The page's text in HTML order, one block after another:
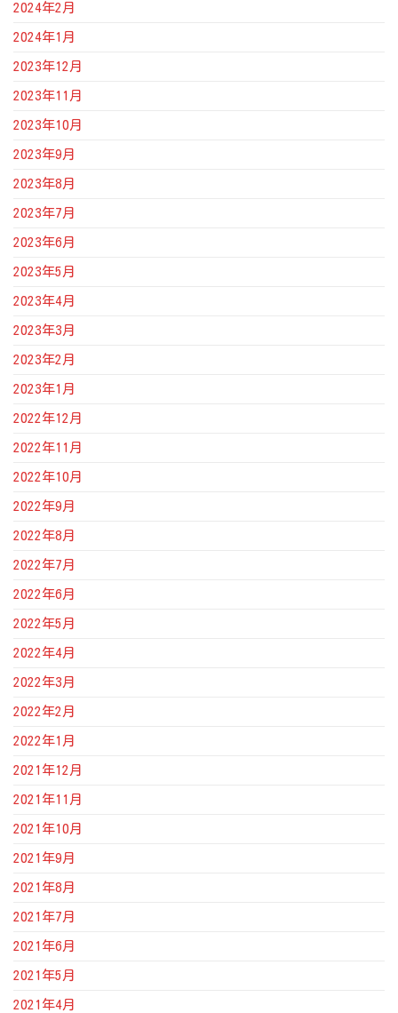
2024年2月
2024年1月
2023年12月
2023年11月
2023年10月
2023年9月
2023年8月
2023年7月
2023年6月
2023年5月
2023年4月
2023年3月
2023年2月
2023年1月
2022年12月
2022年11月
2022年10月
2022年9月
2022年8月
2022年7月
2022年6月
2022年5月
2022年4月
2022年3月
2022年2月
2022年1月
2021年12月
2021年11月
2021年10月
2021年9月
2021年8月
2021年7月
2021年6月
2021年5月
2021年4月